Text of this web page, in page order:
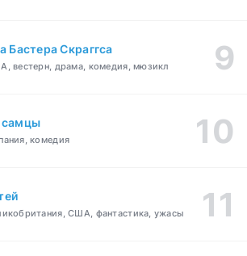
Бастера Скраггса
вестерн, драма, комедия, мюзикл
комедия
США, фантастика, ужасы